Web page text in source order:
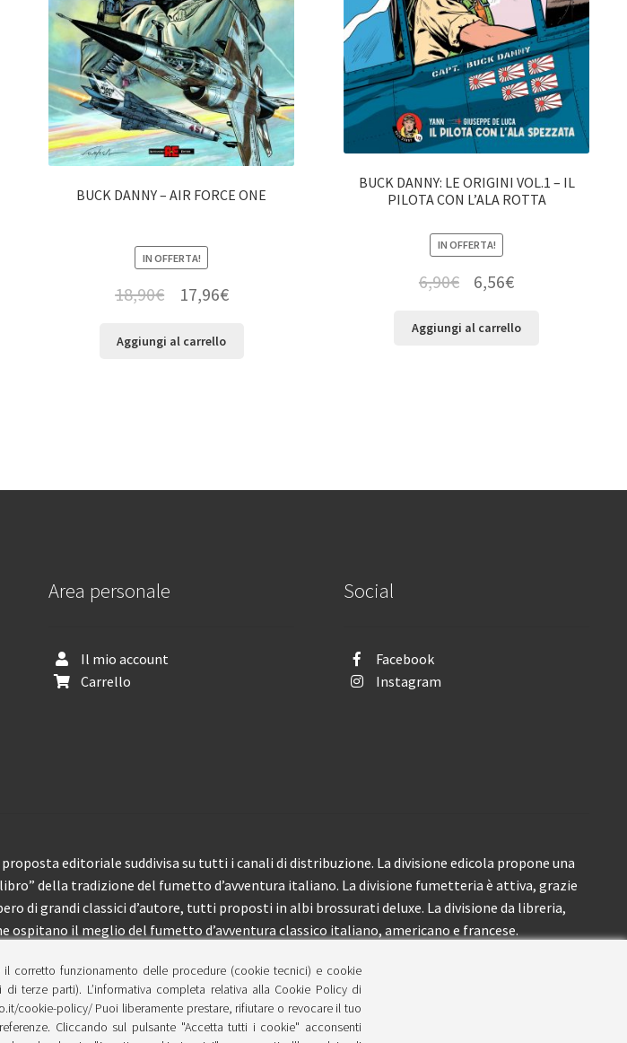
BUCK DANNY – AIR FORCE ONE
IN OFFERTA!
18,90€ 17,96€
Aggiungi al carrello
BUCK DANNY: LE ORIGINI VOL.1 – IL
PILOTA CON L’ALA ROTTA
IN OFFERTA!
6,90€ 6,56€
Aggiungi al carrello
Area personale
Il mio account
Carrello
Social
Facebook
Instagram
editoriale suddivisa su tutti i canali di distribuzione. La divisione edicola propone una
della tradizione del fumetto d’avventura italiano. La divisione fumetteria è attiva, grazie
di grandi classici d’autore, tutti proposti in albi brossurati deluxe. La divisione da libreria,
il meglio del fumetto d’avventura classico italiano, americano e francese.
corretto funzionamento delle procedure (cookie tecnici) e cookie
terze parti). L’informativa completa relativa alla Cookie Policy di
cookie-policy/ Puoi liberamente prestare, rifiutare o revocare il tuo
Cliccando sul pulsante "Accetta tutti i cookie" acconsenti